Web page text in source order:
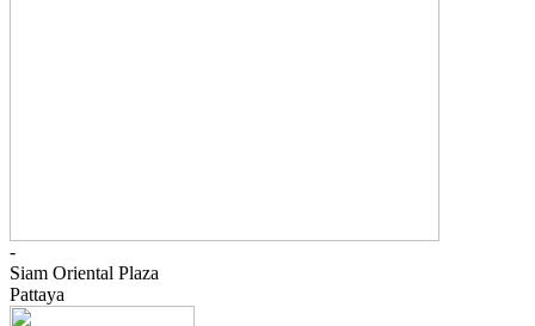
-
Siam Oriental Plaza
Pattaya